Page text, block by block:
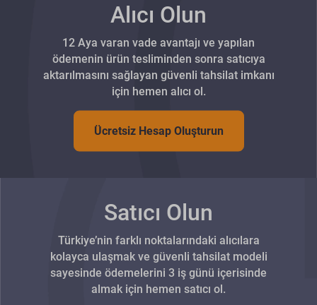
Alıcı Olun
12 Aya varan vade avantajı ve yapılan
ödemenin ürün tesliminden sonra satıcıya
aktarılmasını sağlayan güvenli tahsilat imkanı
için hemen alıcı ol.
Ücretsiz Hesap Oluşturun
Satıcı Olun
Türkiye’nin farklı noktalarındaki alıcılara
kolayca ulaşmak ve güvenli tahsilat modeli
sayesinde ödemelerini 3 iş günü içerisinde
almak için hemen satıcı ol.